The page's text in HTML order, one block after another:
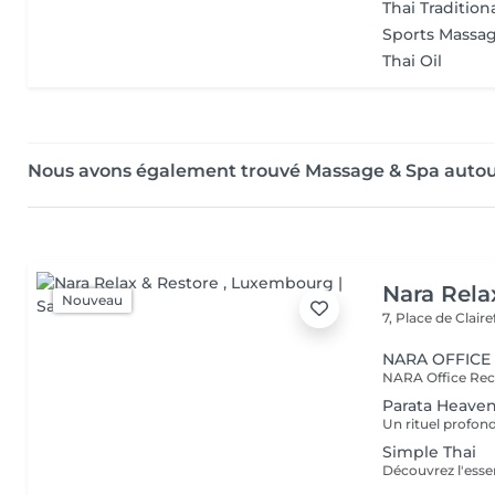
Thai
Sports
Thai Oil
Nous avons également trouvé Massage & Spa
Nouveau Nara
7, Place de
NARA OFFICE
Parata Heaven
Simple Thai